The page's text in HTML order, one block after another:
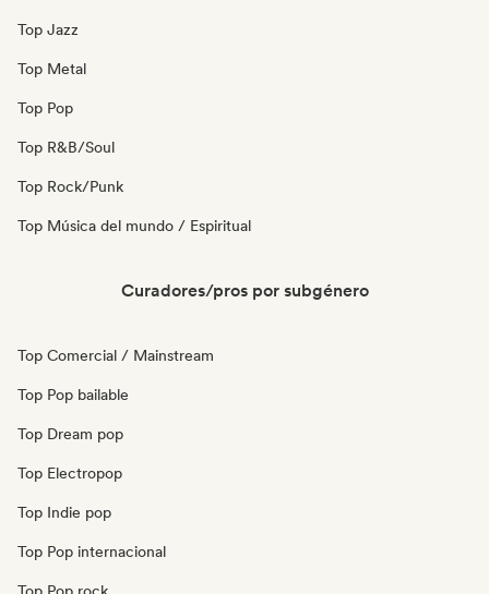
Top Jazz
Top Metal
Top Pop
Top R&B/Soul
Top Rock/Punk
Top Música del mundo / Espiritual
Curadores/pros por subgénero
Top Comercial / Mainstream
Top Pop bailable
Top Dream pop
Top Electropop
Top Indie pop
Top Pop internacional